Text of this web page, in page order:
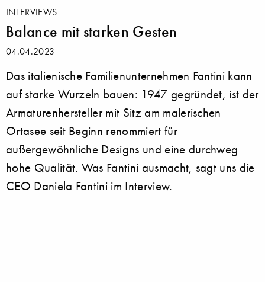
INTERVIEWS
Balance mit starken Gesten
04.04.2023
Das italienische Familienunternehmen Fantini kann
auf starke Wurzeln bauen: 1947 gegründet, ist der
Armaturenhersteller mit Sitz am malerischen
Ortasee seit Beginn renommiert für
außergewöhnliche Designs und eine durchweg
hohe Qualität. Was Fantini ausmacht, sagt uns die
CEO Daniela Fantini im Interview.